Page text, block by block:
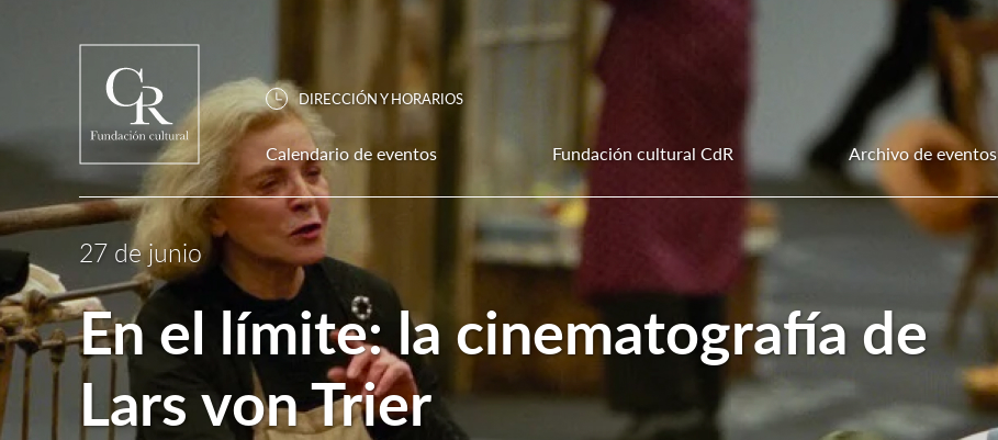
DIRECCIÓN Y HORARIOS
Calendario de eventos Fundación cultural CdR Archivo de eventos
27 de junio
En el límite: la cinematografía de
Lars von Trier